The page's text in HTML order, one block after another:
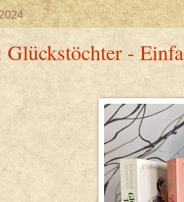
Glückstöchter -